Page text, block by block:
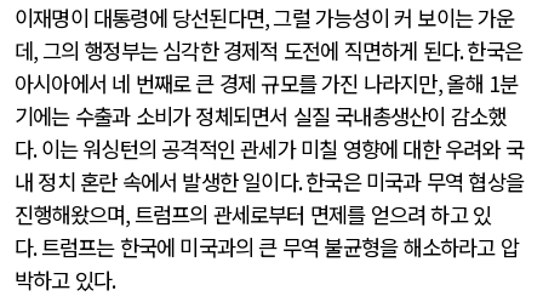
이재명이 대통령에 당선된다면,그럴 가능성이 커 보이는 가운
데,그의 행정부는 심각한 경제적 도전에 직면하게 된다.한국은
아시아에서 네 번째로 큰 경제 규모를 가진 나라지만,올해 1분
기에는 수출과 소비가 정체되면서 실질 국내총생산이 감소했
다.이는 워싱턴의 공격적인 관세가 미칠 영향에 대한 우려와 국
내 정치 혼란 속에서 발생한 일이다.한국은 미국과 무역 협상을
진행해왔으며,트럼프의 관세로부터 면제를 얻으려 하고 있
다.트럼프는 한국에 미국과의 큰 무역 불균형을 해소하라고 압
박하고 있다.